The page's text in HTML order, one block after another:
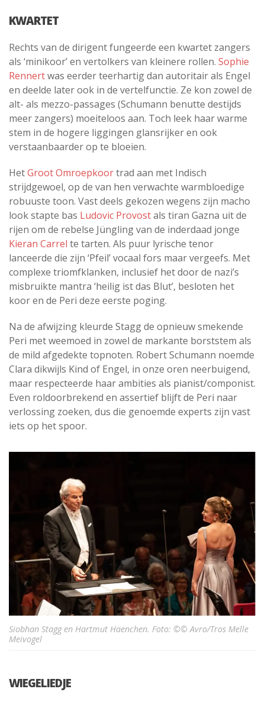
KWARTET
Rechts van de dirigent fungeerde een kwartet zangers
als ‘minikoor’ en vertolkers van kleinere rollen. Sophie
Rennertwas eerder teerhartig dan autoritair als Engel
en deelde later ook in de vertelfunctie. Ze kon zowel de
alt- als mezzo-passages (Schumann benutte destijds
meer zangers) moeiteloos aan. Toch leek haar warme
stem in de hogere liggingen glansrijker en ook
verstaanbaarder op te bloeien.
HetGroot Omroepkoortrad aan met Indisch
strijdgewoel, op de van hen verwachte warmbloedige
robuuste toon. Vast deels gekozen wegens zijn macho
look stapte bas Ludovic Provostals tiran Gazna uit de
rijen om de rebelse Jüngling van de inderdaad jonge
Kieran Carrel te tarten. Als puur lyrische tenor
lanceerde die zijn ‘Pfeil’ vocaal fors maar vergeefs. Met
complexe triomfklanken, inclusief het door de nazi’s
misbruikte mantra ‘heilig ist das Blut’, besloten het
koor en de Peri deze eerste poging.
Na de afwijzing kleurde Stagg de opnieuw smekende
Peri met weemoed in zowel de markante borststem als
de mild afgedekte topnoten. Robert Schumann noemde
Clara dikwijls Kind of Engel, in onze oren neerbuigend,
maar respecteerde haar ambities als pianist/componist.
Even roldoorbrekend en assertief blijft de Peri naar
verlossing zoeken, dus die genoemde experts zijn vast
iets op het spoor.
Siobhan Stagg en Hartmut Haenchen. Foto: ©© Avro/Tros Melle
Meivogel
WIEGELIEDJE